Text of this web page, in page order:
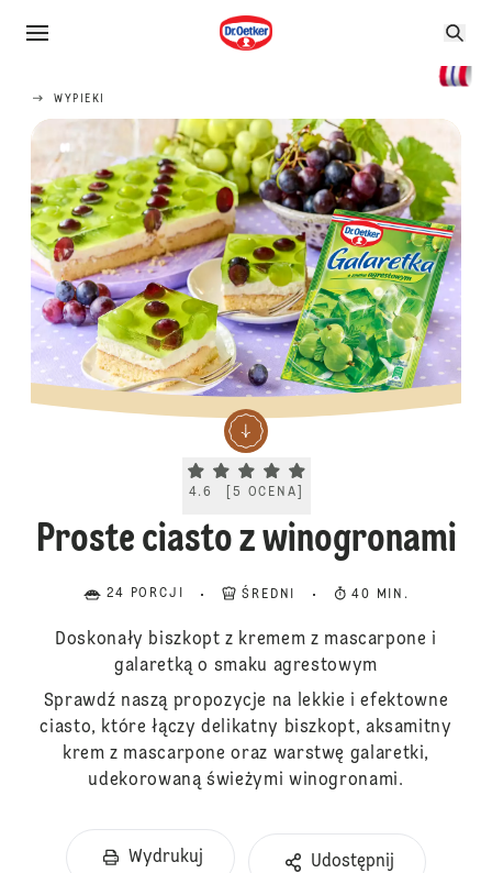
WYPIEKI
Current rating 4.6. Click to rate.
4.6 5 OCENA
Proste ciasto z winogronami
24 PORCJI ŚREDNI 40 MIN.
Doskonały biszkopt z kremem z mascarpone i
galaretką o smaku agrestowym
Sprawdź naszą propozycje na lekkie i efektowne
ciasto, które łączy delikatny biszkopt, aksamitny
krem z mascarpone oraz warstwę galaretki,
udekorowaną świeżymi winogronami.
Wydrukuj Udostępnij